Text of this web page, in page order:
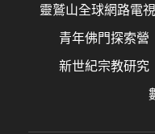
靈鷲山全球網路電
青年佛門探索營
新世紀宗教研究